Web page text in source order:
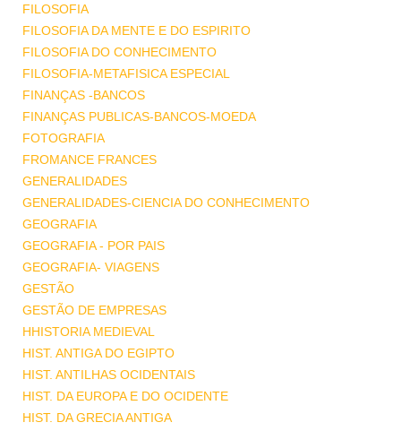
FILOSOFIA
FILOSOFIA DA MENTE E DO ESPIRITO
FILOSOFIA DO CONHECIMENTO
FILOSOFIA-METAFISICA ESPECIAL
FINANÇAS -BANCOS
FINANÇAS PUBLICAS-BANCOS-MOEDA
FOTOGRAFIA
FROMANCE FRANCES
GENERALIDADES
GENERALIDADES-CIENCIA DO CONHECIMENTO
GEOGRAFIA
GEOGRAFIA - POR PAIS
GEOGRAFIA- VIAGENS
GESTÃO
GESTÃO DE EMPRESAS
HHISTORIA MEDIEVAL
HIST. ANTIGA DO EGIPTO
HIST. ANTILHAS OCIDENTAIS
HIST. DA EUROPA E DO OCIDENTE
HIST. DA GRECIA ANTIGA